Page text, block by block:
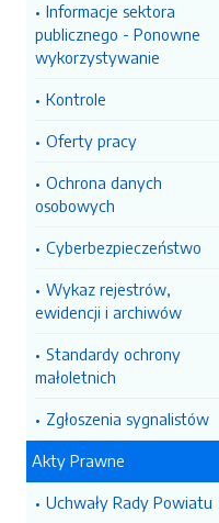
Informacje sektora
publicznego - Ponowne
wykorzystywanie
Kontrole
Oferty pracy
Ochrona danych
osobowych
Cyberbezpieczeństwo
Wykaz rejestrów,
ewidencji i archiwów
Standardy ochrony
małoletnich
Zgłoszenia sygnalistów
Akty Prawne
Uchwały Rady Powiatu